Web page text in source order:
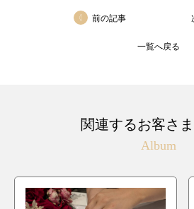
前の記事
一覧へ戻る
関連するお客さ
Album